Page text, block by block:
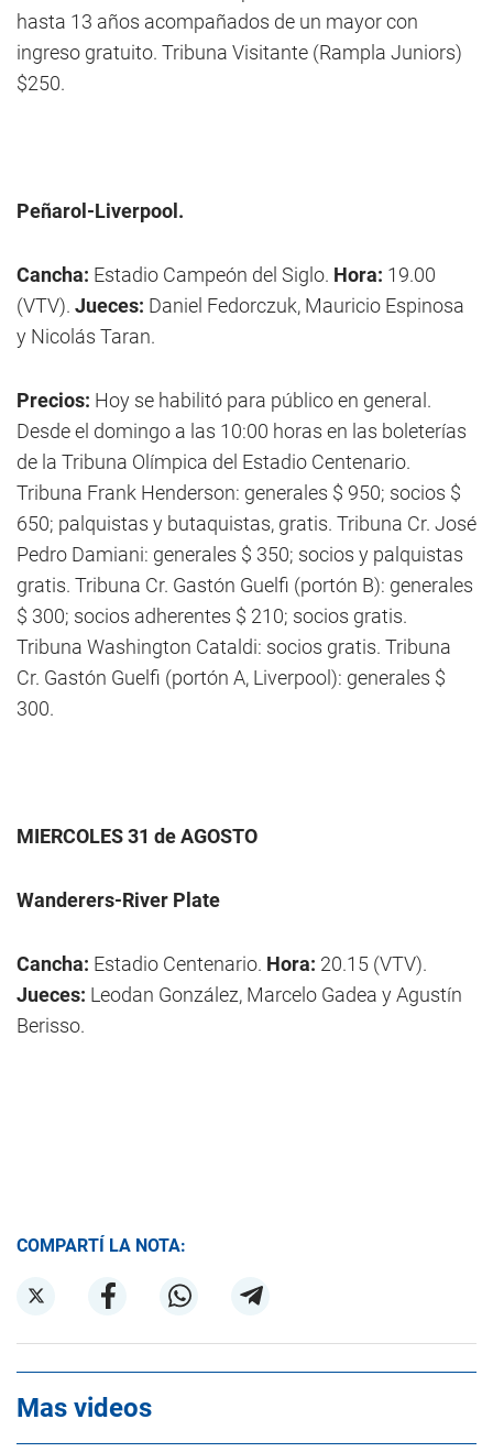
hasta 13 años acompañados de un mayor con
ingreso gratuito. Tribuna Visitante (Rampla Juniors)
$250.
Peñarol-Liverpool.
Cancha: Estadio Campeón del Siglo. Hora: 19.00
(VTV). Jueces: Daniel Fedorczuk, Mauricio Espinosa
y Nicolás Taran.
Precios: Hoy se habilitó para público en general.
Desde el domingo a las 10:00 horas en las boleterías
de la Tribuna Olímpica del Estadio Centenario.
Tribuna Frank Henderson: generales $ 950; socios $
650; palquistas y butaquistas, gratis. Tribuna Cr. José
Pedro Damiani: generales $ 350; socios y palquistas
gratis. Tribuna Cr. Gastón Guelfi (portón B): generales
$ 300; socios adherentes $ 210; socios gratis.
Tribuna Washington Cataldi: socios gratis. Tribuna
Cr. Gastón Guelfi (portón A, Liverpool): generales $
300.
MIERCOLES 31 de AGOSTO
Wanderers-River Plate
Cancha: Estadio Centenario. Hora: 20.15 (VTV).
Jueces: Leodan González, Marcelo Gadea y Agustín
Berisso.
COMPARTÍ LA NOTA:
Mas videos